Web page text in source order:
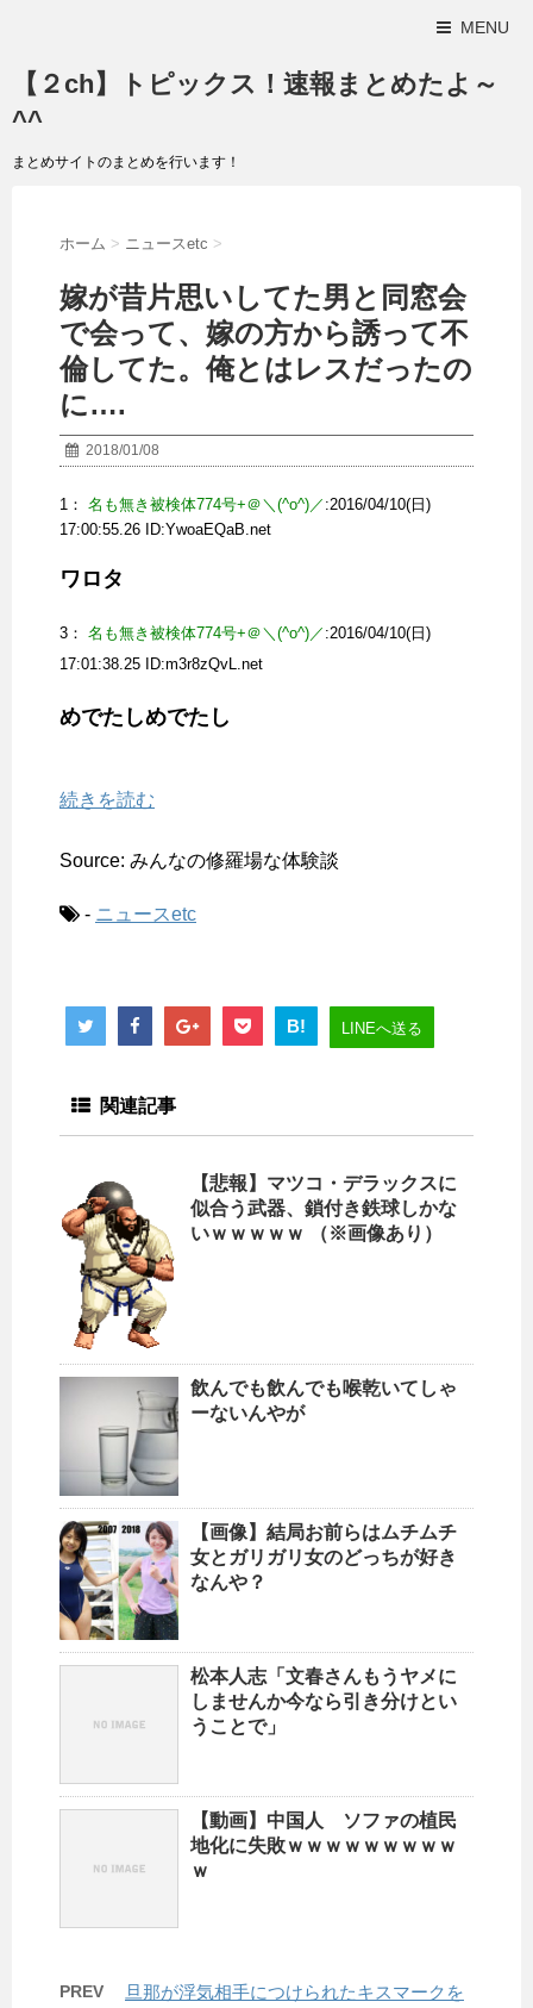
MENU
【２ch】トピックス！速報まとめたよ～
^^
まとめサイトのまとめを行います！
ホーム > ニュースetc >
嫁が昔片思いしてた男と同窓会
で会って、嫁の方から誘って不
倫してた。俺とはレスだったの
に….
2018/01/08
1： 名も無き被検体774号+＠＼(^o^)／ :2016/04/10(日)
17:00:55.26 ID:YwoaEQaB.net
ワロタ
3： 名も無き被検体774号+＠＼(^o^)／ :2016/04/10(日)
17:01:38.25 ID:m3r8zQvL.net
めでたしめでたし
続きを読む
Source: みんなの修羅場な体験談
- ニュースetc
B! LINEへ送る
関連記事
【悲報】マツコ・デラックスに
似合う武器、鎖付き鉄球しかな
いｗｗｗｗｗ （※画像あり）
飲んでも飲んでも喉乾いてしゃ
ーないんやが
【画像】結局お前らはムチムチ
女とガリガリ女のどっちが好き
なんや？
松本人志「文春さんもうヤメに
しませんか今なら引き分けとい
うことで」
【動画】中国人 ソファの植民
地化に失敗ｗｗｗｗｗｗｗｗｗ
ｗ
PREV
旦那が浮気相手につけられたキスマークを